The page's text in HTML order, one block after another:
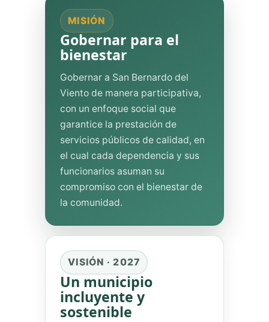
MISIÓN
Gobernar para el
bienestar
Gobernar a San Bernardo del
Viento de manera participativa,
con un enfoque social que
garantice la prestación de
servicios públicos de calidad, en
el cual cada dependencia y sus
funcionarios asuman su
compromiso con el bienestar de
la comunidad.
VISIÓN · 2027
Un municipio
incluyente y
sostenible